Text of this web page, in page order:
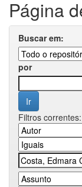
Página
Buscar em:
por
Filtros correntes: